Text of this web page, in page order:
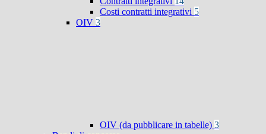
Costi contratti integrativi 5
OIV 3
OIV (da pubblicare in tabelle) 3